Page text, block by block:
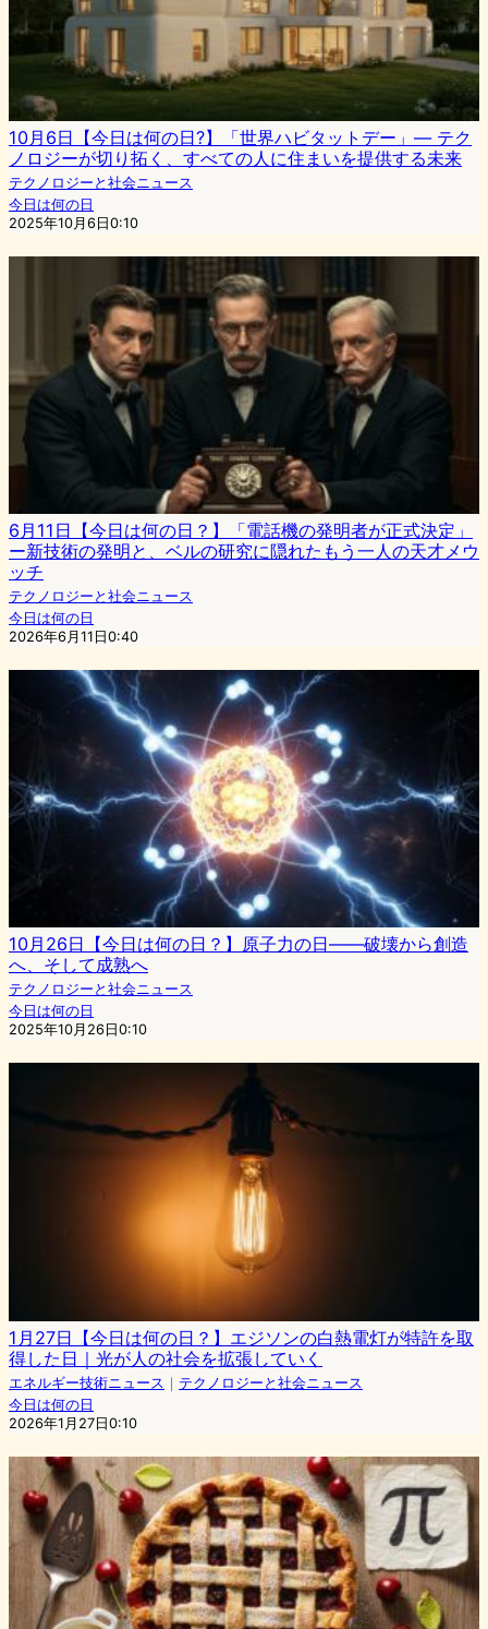
10月6日【今日は何の日?】「世界ハビタットデー」— テク
ノロジーが切り拓く、すべての人に住まいを提供する未来
テクノロジーと社会ニュース
今日は何の日
2025年10月6日0:10
6月11日【今日は何の日？】「電話機の発明者が正式決定」
ー新技術の発明と、ベルの研究に隠れたもう一人の天才メウ
ッチ
テクノロジーと社会ニュース
今日は何の日
2026年6月11日0:40
10月26日【今日は何の日？】原子力の日――破壊から創造
へ、そして成熟へ
テクノロジーと社会ニュース
今日は何の日
2025年10月26日0:10
1月27日【今日は何の日？】エジソンの白熱電灯が特許を取
得した日｜光が人の社会を拡張していく
エネルギー技術ニュース ｜ テクノロジーと社会ニュース
今日は何の日
2026年1月27日0:10